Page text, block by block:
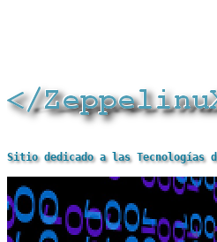
Sitio dedicado a las Tecnologías